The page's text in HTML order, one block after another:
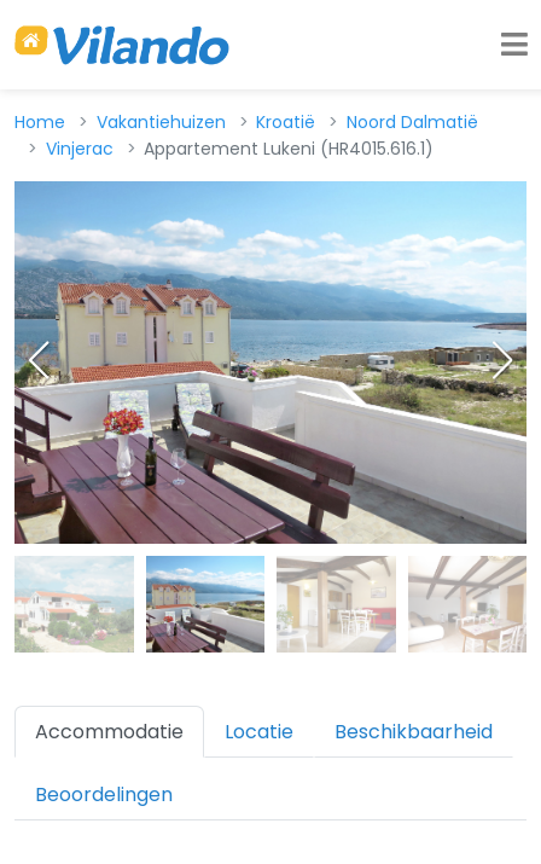
Home Vakantiehuizen Kroatië
Noord Dalmatië
Vinjerac
Appartement Lukeni (HR4015.616.1)
Accommodatie Locatie Beschikbaarheid
Beoordelingen